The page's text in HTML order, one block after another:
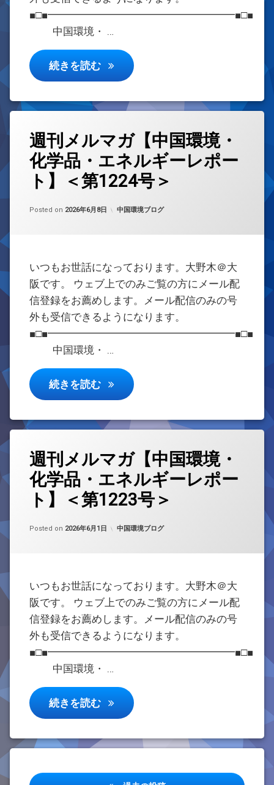
■□■━━━━━━━━━━━━━━━━━━■□■
中国環境・ …
続きを読む 週刊メルマガ【中国環境・化学品
週刊メルマガ【中国環境・
化学品・エネルギーレポー
ト】＜第1224号＞
Posted on 2026年6月8日
Updated on 2026年6月8日
byw059105
カテゴリー:
中国環境ブログ
いつもお世話になっております。大野木＠大
阪です。 ウェブ上でのみご覧の方にメール配
信登録をお薦めします。メール配信のみの号
外も受信できるようになります。
■□■━━━━━━━━━━━━━━━━━━■□■
中国環境・ …
続きを読む 週刊メルマガ【中国環境・化学品
週刊メルマガ【中国環境・
化学品・エネルギーレポー
ト】＜第1223号＞
Posted on 2026年6月1日
Updated on 2026年6月1日
byw059105
カテゴリー:
中国環境ブログ
いつもお世話になっております。大野木＠大
阪です。 ウェブ上でのみご覧の方にメール配
信登録をお薦めします。メール配信のみの号
外も受信できるようになります。
■□■━━━━━━━━━━━━━━━━━━■□■
中国環境・ …
続きを読む 週刊メルマガ【中国環境・化学品
投